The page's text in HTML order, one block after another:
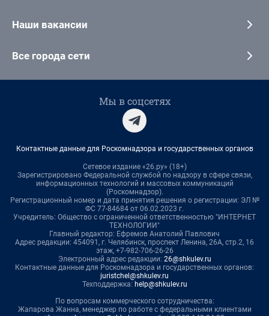
Наши вакансии
Все города сети
Мы в соцсетях
Контактные данные для Роскомнадзора и государственных органов
Сетевое издание «26.ру» (18+)
Зарегистрировано Федеральной службой по надзору в сфере связи,
информационных технологий и массовых коммуникаций
(Роскомнадзор).
Регистрационный номер и дата принятия решения о регистрации: ЭЛ №
ФС 77-84684 от 06.02.2023 г.
Учредитель: Общество с ограниченной ответственностью "ИНТЕРНЕТ
ТЕХНОЛОГИИ"
Главный редактор: Ефремов Анатолий Павлович
Адрес редакции: 454091, г. Челябинск, проспект Ленина, 26А, стр.2, 16
этаж, +7-982-706-26-26
Электронный адрес редакции: 26@shkulev.ru
Контактные данные для Роскомнадзора и государственных органов:
juristchel@shkulev.ru
Техподдержка: help@shkulev.ru
По вопросам коммерческого сотрудничества:
Жапарова Жанна, менеджер по работе с федеральными клиентами